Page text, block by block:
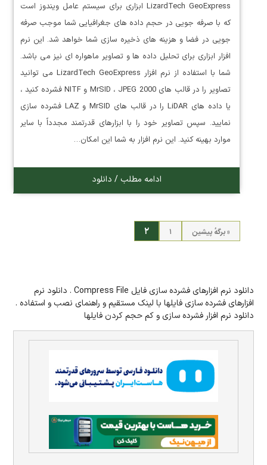
LizardTech GeoExpress ابزاری برای سیستم عامل ویندوز است
که با صرفه جویی در حجم داده های جغرافیایی شما موجب صرفه
جویی در فضا و هزینه های ذخیره سازی شما خواهد شد. این نرم
افزار ابزاری برای تحلیل داده ها و تصاویر ماهواره ای نیز می باشد.
شما با استفاده از نرم افزار LizardTech GeoExpress می توانید
تصاویر را در قالب های MrSID ، JPEG 2000 و NITF فشرده کنید ،
یا داده های LiDAR را در قالب های MrSID و LAZ فشرده سازی
نمایید. سپس تصاویر خود را با ابزارهای قدرتمند مجدداً با سایر
موارد بهینه کنید. این نرم افزار به شما این امکان…
ادامه مطلب / دانلود
« برگه‌ٔ پیشین ۱ ۲
دانلود نرم افزارهای فشرده سازی فایل Compress File . دانلود نرم
افزارهای فشرده سازی فایلها با لینک مستقیم و راهنمای نصب و استفاده .
دانلود نرم افزار فشرده سازی و کم حجم کردن فایلها